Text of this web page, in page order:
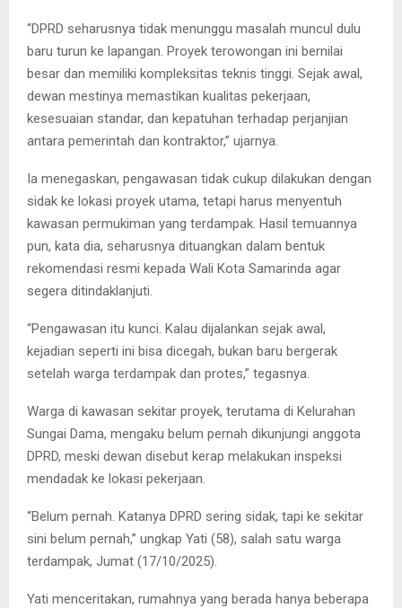
“DPRD seharusnya tidak menunggu masalah muncul dulu
baru turun ke lapangan. Proyek terowongan ini bernilai
besar dan memiliki kompleksitas teknis tinggi. Sejak awal,
dewan mestinya memastikan kualitas pekerjaan,
kesesuaian standar, dan kepatuhan terhadap perjanjian
antara pemerintah dan kontraktor,” ujarnya.
Ia menegaskan, pengawasan tidak cukup dilakukan dengan
sidak ke lokasi proyek utama, tetapi harus menyentuh
kawasan permukiman yang terdampak. Hasil temuannya
pun, kata dia, seharusnya dituangkan dalam bentuk
rekomendasi resmi kepada Wali Kota Samarinda agar
segera ditindaklanjuti.
“Pengawasan itu kunci. Kalau dijalankan sejak awal,
kejadian seperti ini bisa dicegah, bukan baru bergerak
setelah warga terdampak dan protes,” tegasnya.
Warga di kawasan sekitar proyek, terutama di Kelurahan
Sungai Dama, mengaku belum pernah dikunjungi anggota
DPRD, meski dewan disebut kerap melakukan inspeksi
mendadak ke lokasi pekerjaan.
“Belum pernah. Katanya DPRD sering sidak, tapi ke sekitar
sini belum pernah,” ungkap Yati (58), salah satu warga
terdampak, Jumat (17/10/2025).
Yati menceritakan, rumahnya yang berada hanya beberapa